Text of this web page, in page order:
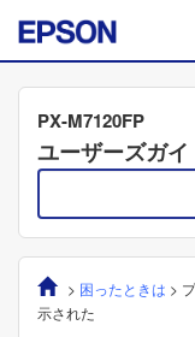
PX-M7120FP
ユーザーズガイ
> 困ったときは >
示された